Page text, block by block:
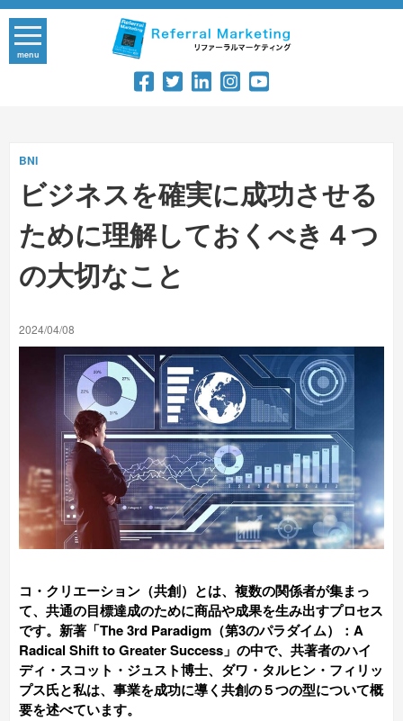
Skip
content
menu
BNI
ビジネスを確実に成功させる
ために理解しておくべき４つ
の大切なこと
2024/04/08
コ・クリエーション（共創）とは、複数の関係者が集まっ
て、共通の目標達成のために商品や成果を生み出すプロセス
です。新著「The 3rd Paradigm（第3のパラダイム）：A
Radical Shift to Greater Success」の中で、共著者のハイ
ディ・スコット・ジュスト博士、ダワ・タルヒン・フィリッ
プス氏と私は、事業を成功に導く共創の５つの型について概
要を述べています。